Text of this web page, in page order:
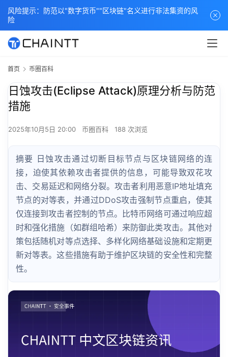
首页 币圈百科
日蚀攻击(Eclipse Attack)原理分析与防范
措施
2025年10月5日 20:00 币圈百科 188 次浏览
摘要 日蚀攻击通过切断目标节点与区块链网络的连
接，迫使其依赖攻击者提供的信息，可能导致双花攻
击、交易延迟和网络分裂。攻击者利用恶意IP地址填充
节点的对等表，并通过DDoS攻击强制节点重启，使其
仅连接到攻击者控制的节点。比特币网络可通过响应超
时和强化措施（如群组哈希）来防御此类攻击。其他对
策包括随机对等点选择、多样化网络基础设施和定期更
新对等表。这些措施有助于维护区块链的安全性和完整
性。
风险提示：防范以"数字货币""区块链"名义进行非法集资的风
险